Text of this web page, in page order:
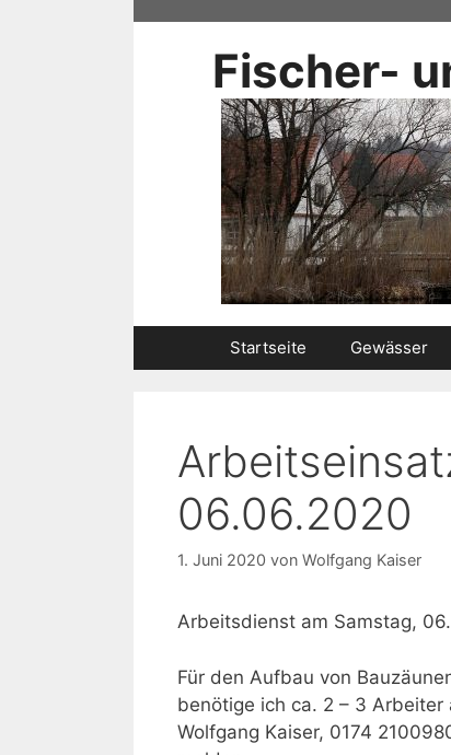
Fischer-
Startseite Gewässer
06.06.2020
1. Juni 2020 von Wolfgang Kaiser
Arbeitsdienst am Samstag,
Für den Aufbau von
benötige ich ca. 2 – 3
Wolfgang Kaiser, 0174